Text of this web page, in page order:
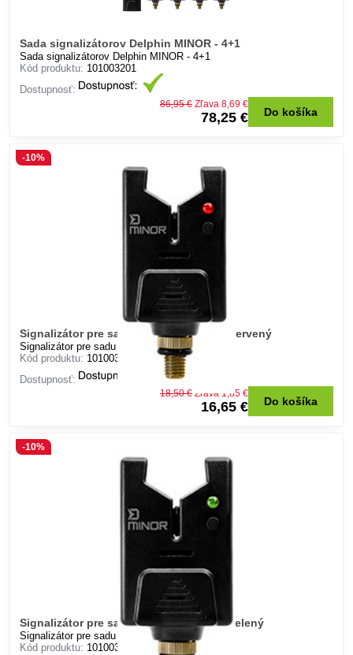
Sada signalizátorov Delphin MINOR - 4+1
Sada signalizátorov Delphin MINOR - 4+1
Kód produktu: 101003201
Dostupnosť:
78,25 €
86,95 € Zľava 8,69 €
Do košíka
Signalizátor pre sadu Delphin MINOR - červený
-10%
Signalizátor pre sadu Delphin MINOR - červený
Kód produktu: 101003203
Dostupnosť:
16,65 €
18,50 € Zľava 1,85 €
Do košíka
Signalizátor pre sadu Delphin MINOR - zelený
-10%
Signalizátor pre sadu Delphin MINOR - zelený
Kód produktu: 101003204